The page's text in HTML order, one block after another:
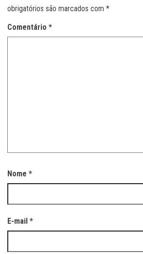
obrigatórios são marcados com *
Comentário *
Nome *
E-mail *